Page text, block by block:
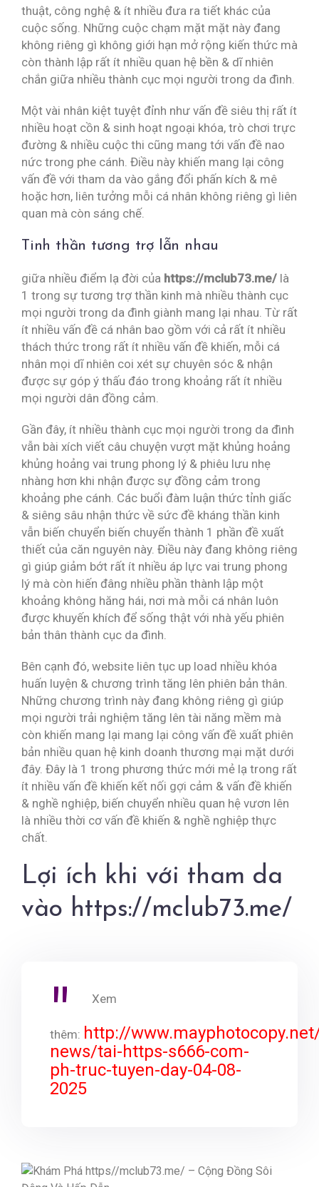
thuật, công nghệ & ít nhiều đưa ra tiết khác của
cuộc sống. Những cuộc chạm mặt mặt này đang
không riêng gì không giới hạn mở rộng kiến thức mà
còn thành lập rất ít nhiều quan hệ bền & dĩ nhiên
chắn giữa nhiều thành cục mọi người trong da đình.
Một vài nhân kiệt tuyệt đỉnh như vấn đề siêu thị rất ít
nhiều hoạt cồn & sinh hoạt ngoại khóa, trò chơi trực
đường & nhiều cuộc thi cũng mang tới vấn đề nao
nức trong phe cánh. Điều này khiến mang lại công
vấn đề với tham da vào gắng đổi phấn kích & mê
hoặc hơn, liên tưởng mỗi cá nhân không riêng gì liên
quan mà còn sáng chế.
Tinh thần tương trợ lẫn nhau
giữa nhiều điểm lạ đời của https://mclub73.me/ là
1 trong sự tương trợ thần kinh mà nhiều thành cục
mọi người trong da đình giành mang lại nhau. Từ rất
ít nhiều vấn đề cá nhân bao gồm với cả rất ít nhiều
thách thức trong rất ít nhiều vấn đề khiến, mỗi cá
nhân mọi dĩ nhiên coi xét sự chuyên sóc & nhận
được sự góp ý thấu đáo trong khoảng rất ít nhiều
mọi người dân đồng cảm.
Gần đây, ít nhiều thành cục mọi người trong da đình
vẫn bài xích viết câu chuyện vượt mặt khủng hoảng
khủng hoảng vai trung phong lý & phiêu lưu nhẹ
nhàng hơn khi nhận được sự đồng cảm trong
khoảng phe cánh. Các buổi đàm luận thức tỉnh giấc
& siêng sâu nhận thức về sức đề kháng thần kinh
vẫn biến chuyển biến chuyển thành 1 phần đề xuất
thiết của căn nguyên này. Điều này đang không riêng
gì giúp giảm bớt rất ít nhiều áp lực vai trung phong
lý mà còn hiến đâng nhiều phần thành lập một
khoảng không hăng hái, nơi mà mỗi cá nhân luôn
được khuyến khích để sống thật với nhà yếu phiên
bản thân thành cục da đình.
Bên cạnh đó, website liên tục up load nhiều khóa
huấn luyện & chương trình tăng lên phiên bản thân.
Những chương trình này đang không riêng gì giúp
mọi người trải nghiệm tăng lên tài năng mềm mà
còn khiến mang lại mang lại công vấn đề xuất phiên
bản nhiều quan hệ kinh doanh thương mại mặt dưới
đây. Đây là 1 trong phương thức mới mẻ lạ trong rất
ít nhiều vấn đề khiến kết nối gợi cảm & vấn đề khiến
& nghề nghiệp, biến chuyển nhiều quan hệ vươn lên
là nhiều thời cơ vấn đề khiến & nghề nghiệp thực
chất.
Lợi ích khi với tham da
vào https://mclub73.me/
Xem
thêm: http://
news/tai-https-s666-com-
ph-truc-tuyen-day-04-08-
2025